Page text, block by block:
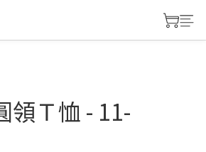
領Ｔ恤 - 11-